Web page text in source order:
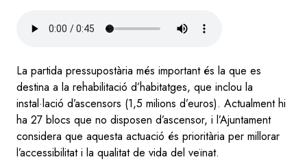
La partida pressupostària més important és la que es
destina a la rehabilitació d’habitatges, que inclou la
instal·lació d’ascensors (1,5 milions d’euros). Actualment hi
ha 27 blocs que no disposen d’ascensor, i l’Ajuntament
considera que aquesta actuació és prioritària per millorar
l’accessibilitat i la qualitat de vida del veïnat.